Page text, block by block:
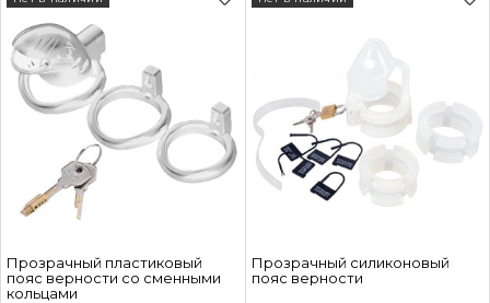
Прозрачный пластиковый
пояс верности со сменными
кольцами
Прозрачный силиконовый
пояс верности